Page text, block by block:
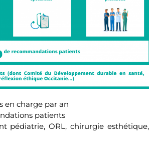
en charge par an
patients
pédiatrie, ORL, chirurgie esthétique,